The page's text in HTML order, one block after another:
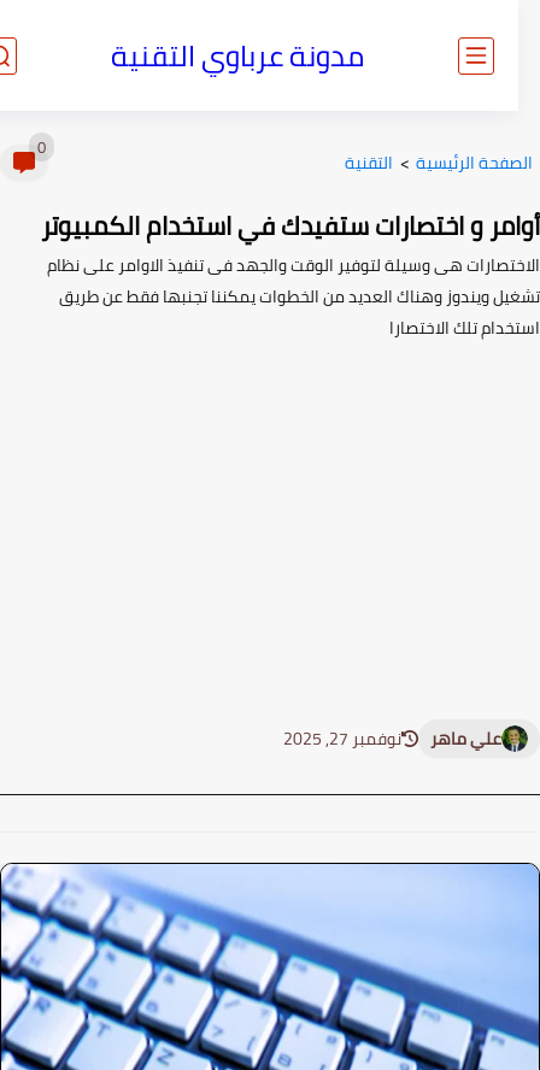
مدونة عرباوي التقنية
الرئيسية> التقنية
و اختصارات ستفيدك في استخدام الكمبيوتر
هى وسيلة لتوفير الوقت والجهد فى تنفيذ الاوامر على نظام
ويندوز وهناك العديد من الخطوات يمكننا تجنبها فقط عن طريق
تلك الاختصارا
علي ماهر نوفمبر 27, 2025